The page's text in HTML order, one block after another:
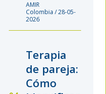
AMIR
Colombia / 28-05-
2026
Terapia
de pareja:
Cómo